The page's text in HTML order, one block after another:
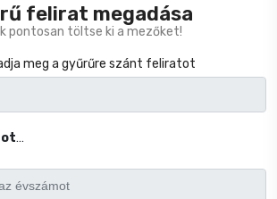
felirat megadása
pontosan töltse ki a mezőket!
meg a gyűrűre szánt feliratot
Kérek feliratot(Kérjük jölje be a négyzetet, ha kér gyűrű